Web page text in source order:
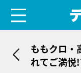
ももクロ・
れてご満悦